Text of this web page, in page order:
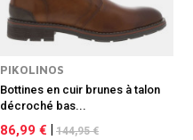
PIKOLINOS
Bottines en cuir brunes à talon
décroché bas...
86,99 € 144,95 €